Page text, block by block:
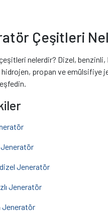
Çeşitleri
nelerdir? Dizel, benzinli,
hidrojen, propan ve emülsifiye
Jeneratör
Jeneratör
Jeneratör